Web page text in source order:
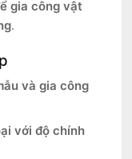
gia công vật
.
và gia công
với độ chính